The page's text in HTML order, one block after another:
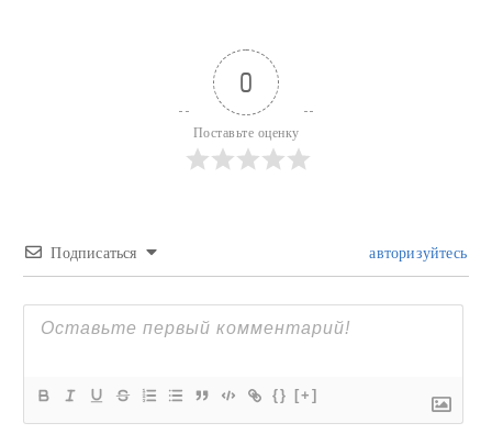
0
Поставьте оценку
Подписаться авторизуйтесь
{} [+]